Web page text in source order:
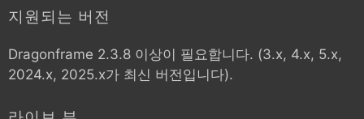
지원되는 버전
Dragonframe 2.3.8 이상이 필요합니다. (3.x, 4.x, 5.x,
2024.x, 2025.x가 최신 버전입니다).